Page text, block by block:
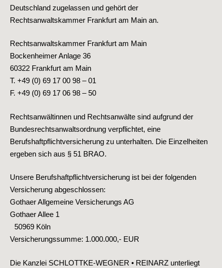
Deutschland zugelassen und gehört der
Rechtsanwaltskammer Frankfurt am Main an.
Rechtsanwaltskammer Frankfurt am Main
Bockenheimer Anlage 36
60322 Frankfurt am Main
T. +49 (0) 69 17 00 98 – 01
F. +49 (0) 69 17 06 98 – 50
Rechtsanwältinnen und Rechtsanwälte sind aufgrund der
Bundesrechtsanwaltsordnung verpflichtet, eine
Berufshaftpflichtversicherung zu unterhalten. Die Einzelheiten
ergeben sich aus § 51 BRAO.
Unsere Berufshaftpflichtversicherung ist bei der folgenden
Versicherung abgeschlossen:
Gothaer Allgemeine Versicherungs AG
Gothaer Allee 1
50969 Köln
Versicherungssumme: 1.000.000,- EUR
Die Kanzlei SCHLOTTKE-WEGNER • REINARZ unterliegt